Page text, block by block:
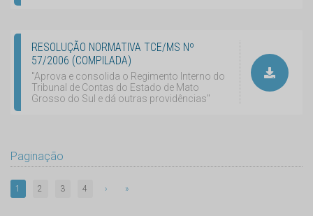
RESOLUÇÃO NORMATIVA TCE/MS Nº
57/2006 (COMPILADA)
"Aprova e consolida o Regimento Interno do
Tribunal de Contas do Estado de Mato
Grosso do Sul e dá outras providências"
Paginação
1 2 3 4 › »